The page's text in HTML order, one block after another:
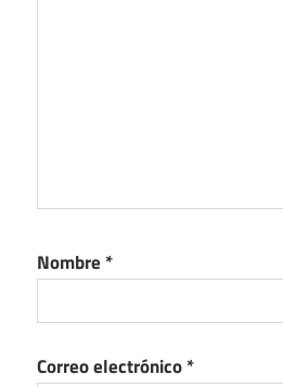
Nombre *
Correo electrónico*